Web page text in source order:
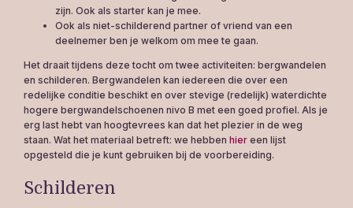
zijn. Ook als starter kan je mee.
Ook als niet-schilderend partner of vriend van een
deelnemer ben je welkom om mee te gaan.
Het draait tijdens deze tocht om twee activiteiten: bergwandelen
en schilderen. Bergwandelen kan iedereen die over een
redelijke conditie beschikt en over stevige (redelijk) waterdichte
hogere bergwandelschoenen nivo B met een goed profiel. Als je
erg last hebt van hoogtevrees kan dat het plezier in de weg
staan. Wat het materiaal betreft: we hebben hier een lijst
opgesteld die je kunt gebruiken bij de voorbereiding.
Schilderen